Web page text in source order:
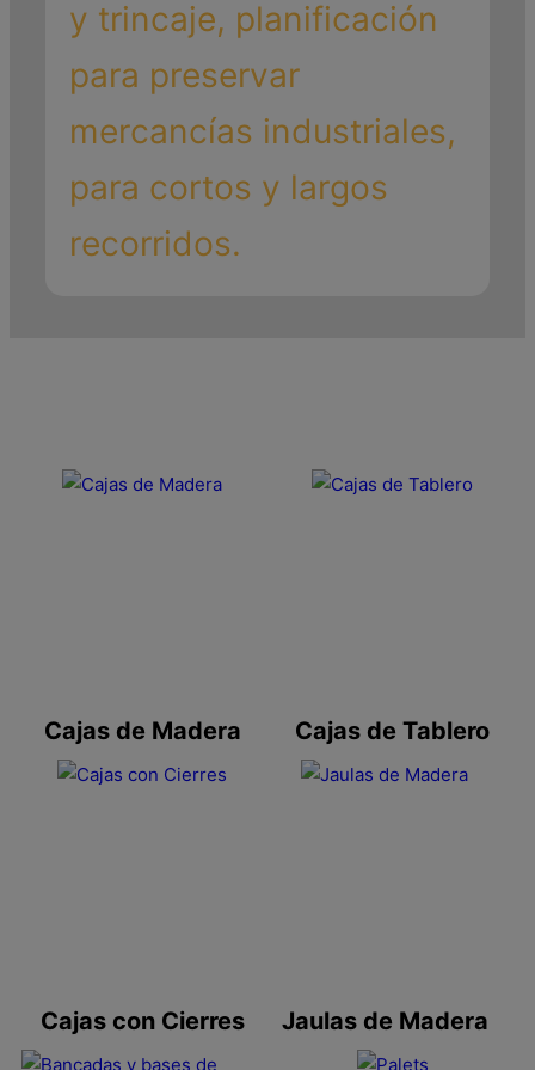
y trincaje, planificación
para preservar
mercancías industriales,
para cortos y largos
recorridos.
Cajas de Madera Cajas de Tablero
Cajas con Cierres Jaulas de Madera